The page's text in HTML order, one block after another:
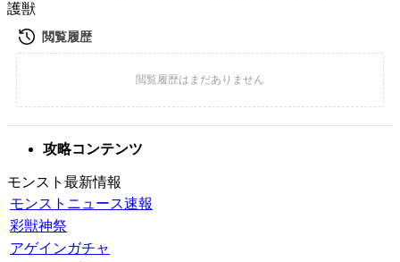
護獣
攻略コンテンツ
モンスト最新情報
モンストニュース速報
彩獣神祭
アゲインガチャ